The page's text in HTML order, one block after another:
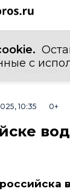
с
В Новороссийске водитель маршрутки обвиняется в грубом
10:35 0+